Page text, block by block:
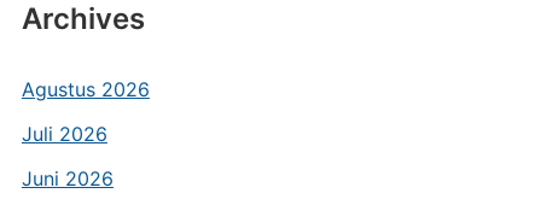
Archives
Agustus 2026
Juli 2026
Juni 2026